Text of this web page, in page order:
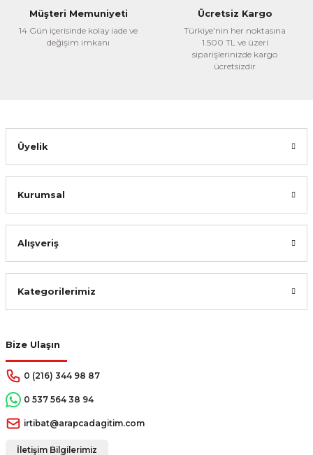
Müşteri Memuniyeti
14 Gün içerisinde kolay iade ve
değişim imkanı
Ücretsiz Kargo
Türkiye'nin her noktasına
1.500 TL ve üzeri
siparişlerinizde kargo
ücretsizdir
Bize Ulaşın
0 (216) 344 98 87
0 537 564 38 94
irtibat@arapcadagitim.com
İletişim Bilgilerimiz
Üyelik
Kurumsal
Alışveriş
Kategorilerimiz